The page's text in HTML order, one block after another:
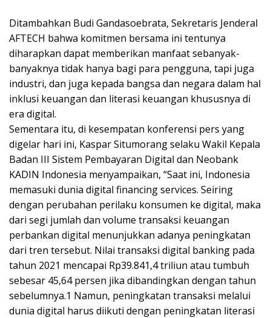
Ditambahkan Budi Gandasoebrata, Sekretaris Jenderal
AFTECH bahwa komitmen bersama ini tentunya
diharapkan dapat memberikan manfaat sebanyak-
banyaknya tidak hanya bagi para pengguna, tapi juga
industri, dan juga kepada bangsa dan negara dalam hal
inklusi keuangan dan literasi keuangan khususnya di
era digital.
Sementara itu, di kesempatan konferensi pers yang
digelar hari ini, Kaspar Situmorang selaku Wakil Kepala
Badan III Sistem Pembayaran Digital dan Neobank
KADIN Indonesia menyampaikan, “Saat ini, Indonesia
memasuki dunia digital financing services. Seiring
dengan perubahan perilaku konsumen ke digital, maka
dari segi jumlah dan volume transaksi keuangan
perbankan digital menunjukkan adanya peningkatan
dari tren tersebut. Nilai transaksi digital banking pada
tahun 2021 mencapai Rp39.841,4 triliun atau tumbuh
sebesar 45,64 persen jika dibandingkan dengan tahun
sebelumnya.1 Namun, peningkatan transaksi melalui
dunia digital harus diikuti dengan peningkatan literasi